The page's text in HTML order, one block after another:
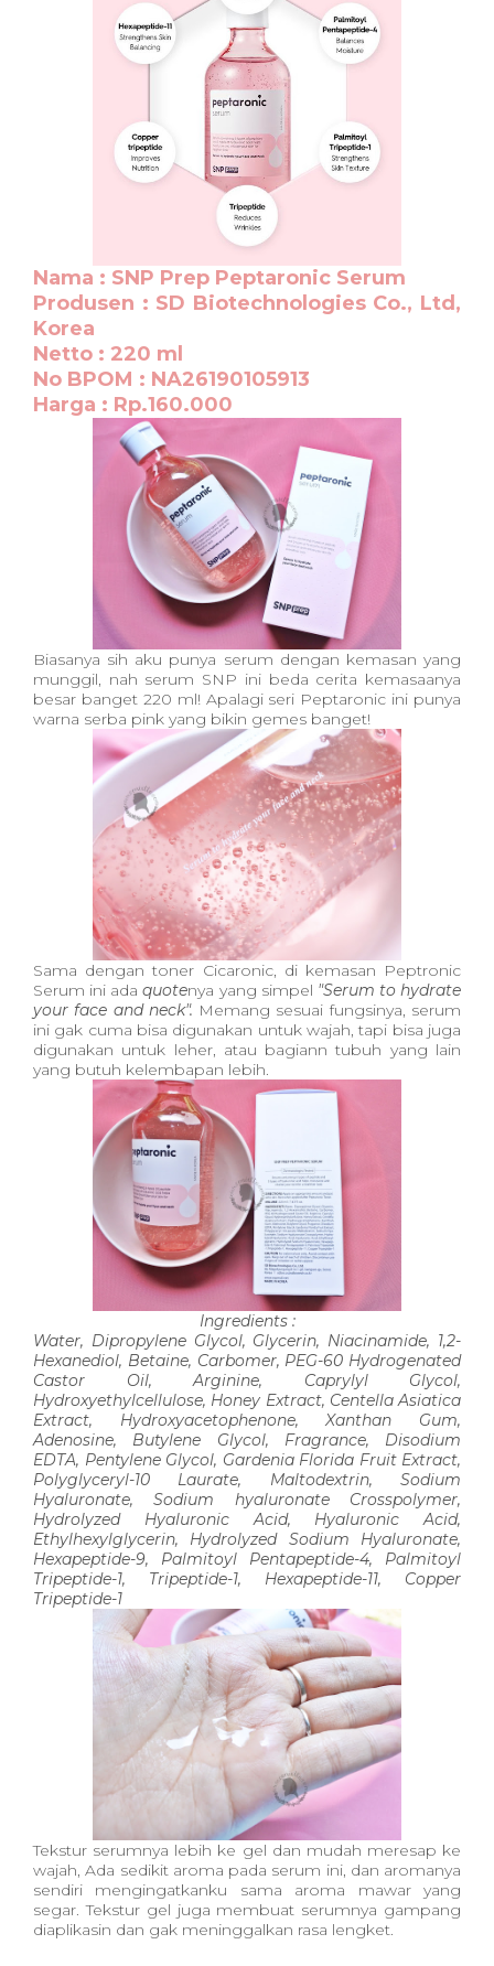
Nama : SNP Prep Peptaronic Serum
Produsen : SD Biotechnologies Co., Ltd,
Korea
Netto : 220 ml
No BPOM : NA26190105913
Harga : Rp.160.000
Biasanya sih aku punya serum dengan kemasan yang
munggil, nah serum SNP ini beda cerita kemasaanya
besar banget 220 ml! Apalagi seri Peptaronic ini punya
warna serba pink yang bikin gemes banget!
Sama dengan toner Cicaronic, di kemasan Peptronic
Serum ini adaquotenya yang simpel "Serum to hydrate
your face and neck". Memang sesuai fungsinya, serum
ini gak cuma bisa digunakan untuk wajah, tapi bisa juga
digunakan untuk leher, atau bagiann tubuh yang lain
yang butuh kelembapan lebih.
Ingredients :
Water, Dipropylene Glycol, Glycerin, Niacinamide, 1,2-
Hexanediol, Betaine, Carbomer, PEG-60 Hydrogenated
Castor Oil, Arginine, Caprylyl Glycol,
Hydroxyethylcellulose, Honey Extract, Centella Asiatica
Extract, Hydroxyacetophenone, Xanthan Gum,
Adenosine, Butylene Glycol, Fragrance, Disodium
EDTA, Pentylene Glycol, Gardenia Florida Fruit Extract,
Polyglyceryl-10 Laurate, Maltodextrin, Sodium
Hyaluronate, Sodium hyaluronate Crosspolymer,
Hydrolyzed Hyaluronic Acid, Hyaluronic Acid,
Ethylhexylglycerin, Hydrolyzed Sodium Hyaluronate,
Hexapeptide-9, Palmitoyl Pentapeptide-4, Palmitoyl
Tripeptide-1, Tripeptide-1, Hexapeptide-11, Copper
Tripeptide-1
Tekstur serumnya lebih ke gel dan mudah meresap ke
wajah, Ada sedikit aroma pada serum ini, dan aromanya
sendiri mengingatkanku sama aroma mawar yang
segar. Tekstur gel juga membuat serumnya gampang
diaplikasin dan gak meninggalkan rasa lengket.